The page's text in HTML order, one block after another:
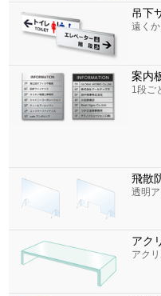
吊下
遠く
案内
1段ご
飛散
透明
アク
アク